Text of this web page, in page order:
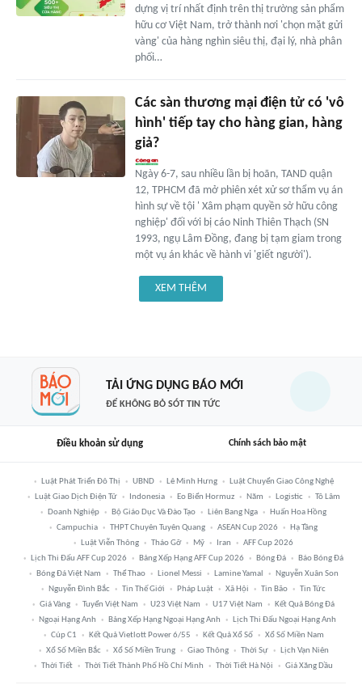
dựng vị trí nhất định trên thị trường sản phẩm
hữu cơ Việt Nam, trở thành nơi 'chọn mặt gửi
vàng' của hàng nghìn siêu thị, đại lý, nhà phân
phối…
Các sàn thương mại điện tử có 'vô
hình' tiếp tay cho hàng gian, hàng
giả?
Ngày 6-7, sau nhiều lần bị hoãn, TAND quận
12, TPHCM đã mở phiên xét xử sơ thẩm vụ án
hình sự về tội ' Xâm phạm quyền sở hữu công
nghiệp' đối với bị cáo Ninh Thiên Thạch (SN
1993, ngụ Lâm Đồng, đang bị tạm giam trong
một vụ án khác về hành vi 'giết người').
XEM THÊM
TẢI ỨNG DỤNG BÁO MỚI
ĐỂ KHÔNG BỎ SÓT TIN TỨC
Điều khoản sử dụng Chính sách bảo mật
Luật Phát Triển Đô Thị UBND Lê Minh Hưng
Luật Chuyển Giao Công Nghệ
Luật Giao Dịch Điện Tử
Indonesia Eo Biển Hormuz Năm Logistic
Tô Lâm
Doanh Nghiệp
Bộ Giáo Dục Và Đào Tạo Liên Bang Nga
Huấn Hoa Hồng
Campuchia
THPT Chuyên Tuyên Quang ASEAN Cup 2026
Hạ Tầng
Luật Viễn Thông
Tháo Gỡ Mỹ Iran
AFF Cup 2026
Lịch Thi Đấu AFF Cup 2026
Bảng Xếp Hạng AFF Cup 2026 Bóng Đá
Báo Bóng Đá
Bóng Đá Việt Nam
Thể Thao Lionel Messi Lamine Yamal
Nguyễn Xuân Son
Nguyễn Đình Bắc
Tin Thế Giới Pháp Luật Xã Hội Tin Bão
Tin Tức
Giá Vàng
Tuyển Việt Nam U23 Việt Nam U17 Việt Nam
Kết Quả Bóng Đá
Ngoại Hạng Anh
Bảng Xếp Hạng Ngoại Hạng Anh
Lịch Thi Đấu Ngoại Hạng Anh
Cúp C1
Kết Quả Vietlott Power 6/55 Kết Quả Xổ Số
Xổ Số Miền Nam
Xổ Số Miền Bắc
Xổ Số Miền Trung Giao Thông Thời Sự
Lịch Vạn Niên
Thời Tiết
Thời Tiết Thành Phố Hồ Chí Minh Thời Tiết Hà Nội Giá Xăng Dầu